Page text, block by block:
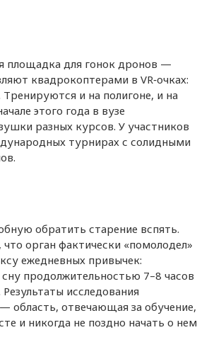
площадка для гонок дронов —
квадрокоптерами в VR‑очках:
и на полигоне, и на
этого года в вузе
разных курсов. У участников
турнирах с солидными
обратить старение вспять.
орган фактически «помолодел»
ежедневных привычек:
продолжительностью 7–8 часов
исследования
область, отвечающая за обучение,
и никогда не поздно начать о нем